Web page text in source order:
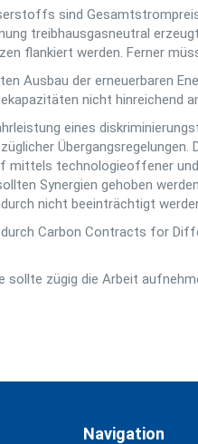
sind
treibhausgasneutral
flankiert werden. Ferner
der erneuerbaren
nicht hinreichend
eines
Übergangsregelungen.
technologieoffener
Synergien gehoben
nicht beeinträchtigt
Carbon Contracts for
zügig die Arbeit
Navigation